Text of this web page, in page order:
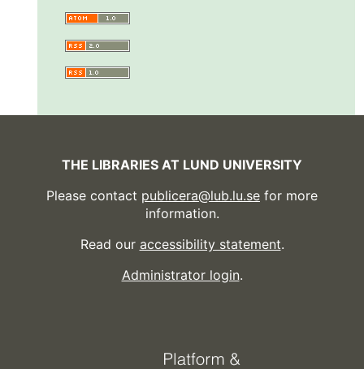
THE LIBRARIES AT LUND UNIVERSITY
Please contact publicera@lub.lu.se for more
information.
Read our accessibility statement.
Administrator login.